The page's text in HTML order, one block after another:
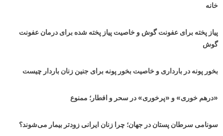
خانه
پیاز پخته برای عفونت گوش و خاصیت پیاز پخته شده برای درمان عفونت
گوش
بخور پونه در بارداری و خاصیت بخور پونه برای جنین زنان باردار چیست
«درهم خوری» و «پرخوری» در سحر و افطار؛ ممنوع
سونامی سرطان پستان در جهان‌؛ چرا زنان ایرانی زودتر بیمار می‌شوند؟